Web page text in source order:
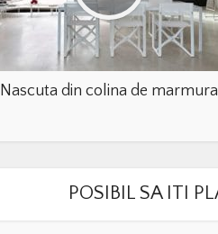
Nascuta din colina de marmura
POSIBIL SA ITI